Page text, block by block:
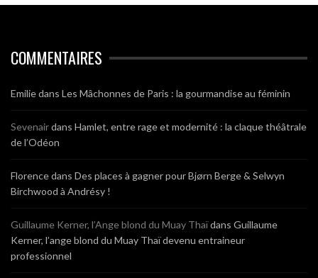
COMMENTAIRES
Emiliedans Les Mâchonnes de Paris : la gourmandise au féminin
Sevenairdans Hamlet, entre rage et modernité : la claque théâtrale
de l’Odéon
Florencedans Des places à gagner pour Bjørn Berge & Selwyn
Birchwood à Andrésy !
Guillaume Kerner, l’Ange blond du Muay Thaïdans Guillaume
Kerner, l’ange blond du Muay Thaï devenu entraineur
professionnel